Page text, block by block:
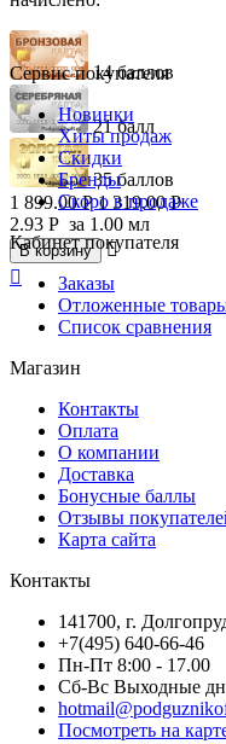
14 баллов
21 балл
35 баллов
1 899.00 Р 1 319.00 Р
2.93 Р за 1.00 мл
В корзину


Сервис покупателя
Новинки
Хиты продаж
Скидки
Бренды
Скоро в продаже
Кабинет покупателя
Заказы
Отложенные
Список сравнения
Магазин
Контакты
Оплата
О компании
Доставка
Бонусные баллы
Отзывы
Карта сайта
Контакты
141700, г.
+7(495) 640-66-46
Пн-Пт 8:00 - 17.00
Сб-Вс Выходные
Посмотреть на